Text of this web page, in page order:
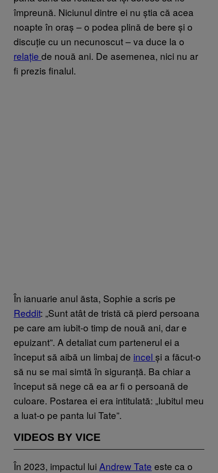
împreună. Niciunul dintre ei nu știa că acea
noapte în oraș – o podea plină de bere și o
discuție cu un necunoscut – va duce la o
relație de nouă ani. De asemenea, nici nu ar
fi prezis finalul.
În ianuarie anul ăsta, Sophie a scris pe
Reddit: „Sunt atât de tristă că pierd persoana
pe care am iubit-o timp de nouă ani, dar e
epuizant”. A detaliat cum partenerul ei a
început să aibă un limbaj de incel și a făcut-o
să nu se mai simtă în siguranță. Ba chiar a
început să nege că ea ar fi o persoană de
culoare. Postarea ei era intitulată: „Iubitul meu
a luat-o pe panta lui Tate”.
VIDEOS BY VICE
În 2023, impactul lui Andrew Tate este ca o